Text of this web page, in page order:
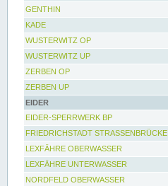
GENTHIN
KADE
WUSTERWITZ OP
WUSTERWITZ UP
ZERBEN OP
ZERBEN UP
EIDER
EIDER-SPERRWERK BP
FRIEDRICHSTADT STRASSENBRÜCKE
LEXFÄHRE OBERWASSER
LEXFÄHRE UNTERWASSER
NORDFELD OBERWASSER